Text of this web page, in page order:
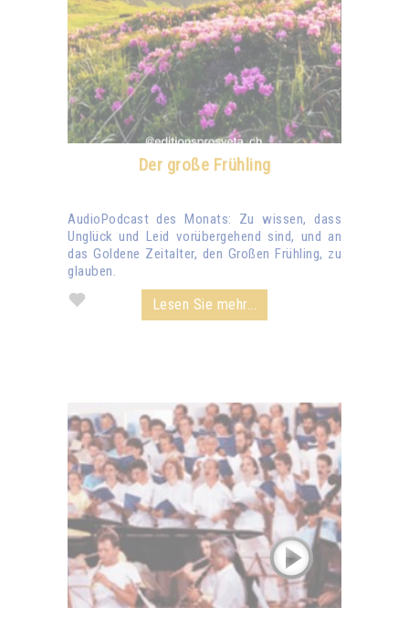
Der große Frühling
AudioPodcast des Monats: Zu wissen, dass
Unglück und Leid vorübergehend sind, und an
das Goldene Zeitalter, den Großen Frühling, zu
glauben.
Lesen Sie mehr...